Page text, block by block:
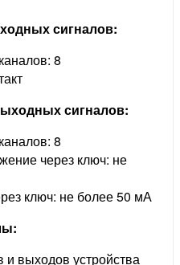
сигналов:
8
сигналов:
8
через ключ: не
ключ: не более 50 мА
выходов устройства